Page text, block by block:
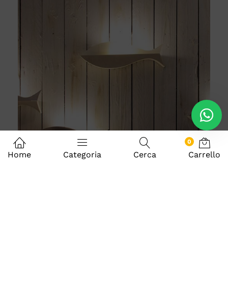
Home Categoria Cerca
0
Carrello